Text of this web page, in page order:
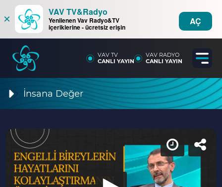
×
VAV TV&Radyo
Yenilenen Vav Radyo&TV
içeriklerine - ücretsiz erişin
AÇ
VAV TV
CANLI YAYIN
VAV RADYO
CANLI YAYIN
İnsana Değer